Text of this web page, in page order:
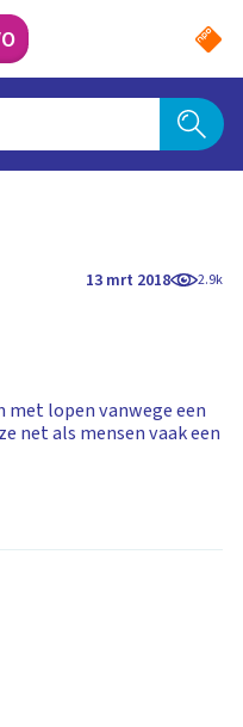
13 mrt 2018 2.9k
lopen vanwege een
net als mensen vaak een